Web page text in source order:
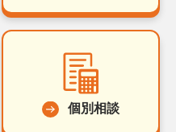
個別相談